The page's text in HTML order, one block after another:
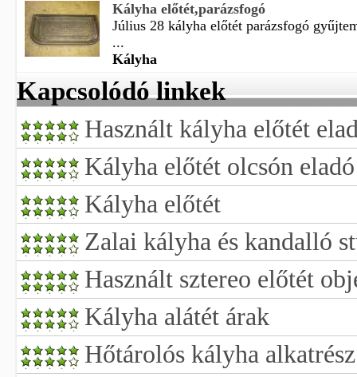
Kályha előtét,parázsfogó
Július 28 kályha előtét parázsfogó
...
Kályha
Kapcsolódó linkek
Használt kályha előtét
Kályha előtét olcsón eladó
Kályha előtét
Zalai kályha és kandalló
Használt sztereo előtét
Kályha alátét árak
Hőtárolós kályha alkatrész